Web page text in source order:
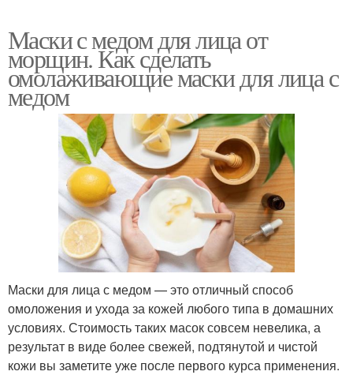
Маски с медом для лица от
морщин. Как сделать
омолаживающие маски для лица с
медом
Маски для лица с медом — это отличный способ
омоложения и ухода за кожей любого типа в домашних
условиях. Стоимость таких масок совсем невелика, а
результат в виде более свежей, подтянутой и чистой
кожи вы заметите уже после первого курса применения.